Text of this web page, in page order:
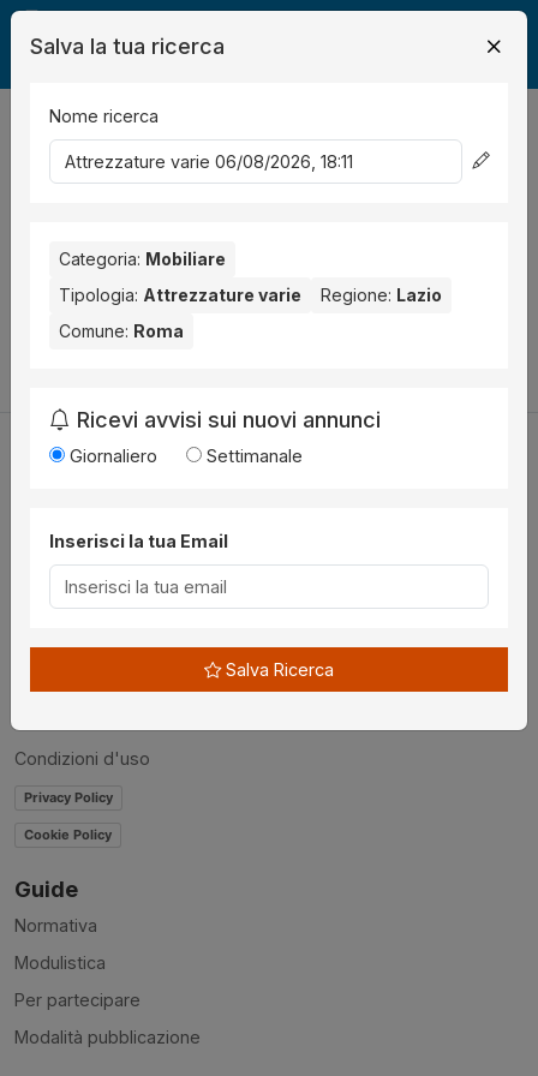
Legalmente Mobili
risultati Ordina per
risultato per la Provincia selezionata:
Prova a modificare i parametri di ricerca:
Utilità
Chi siamo
Disclaimer
News
Condizioni d'uso
Privacy Policy
Cookie Policy
Guide
Normativa
Modulistica
Per partecipare
Modalità pubblicazione
Salva la tua ricerca
Nome ricerca
Categoria: Mobiliare
Tipologia: Attrezzature varie Regione: Lazio
Comune: Roma
Ricevi avvisi sui nuovi annunci
Giornaliero Settimanale
Inserisci la tua Email
Salva Ricerca